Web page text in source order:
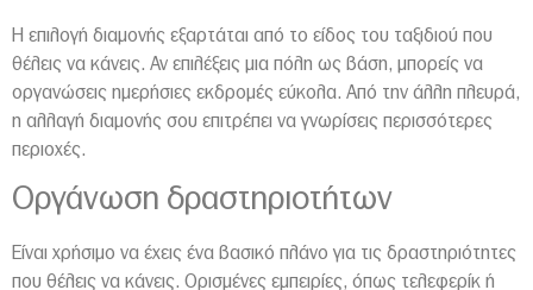
Η επιλογή διαμονής εξαρτάται από το είδος του ταξιδιού που
θέλεις να κάνεις. Αν επιλέξεις μια πόλη ως βάση, μπορείς να
οργανώσεις ημερήσιες εκδρομές εύκολα. Από την άλλη πλευρά,
η αλλαγή διαμονής σου επιτρέπει να γνωρίσεις περισσότερες
περιοχές.
Οργάνωση δραστηριοτήτων
Είναι χρήσιμο να έχεις ένα βασικό πλάνο για τις δραστηριότητες
που θέλεις να κάνεις. Ορισμένες εμπειρίες, όπως τελεφερίκ ή